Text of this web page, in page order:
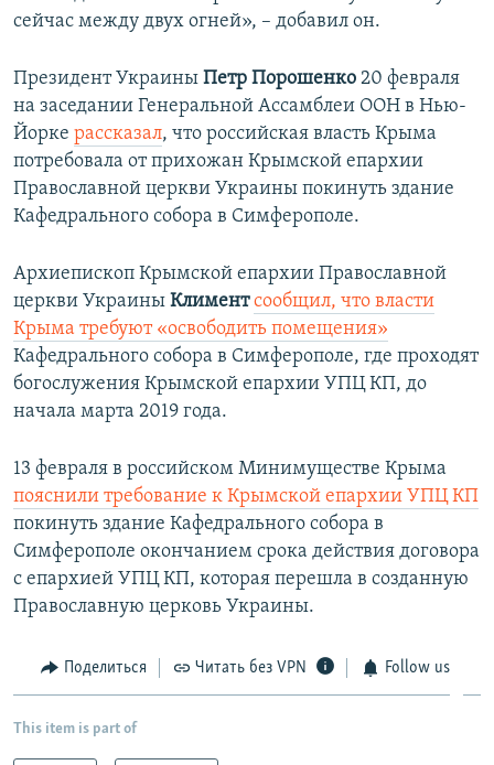
сейчас между двух огней», – добавил он.
Президент Украины Петр Порошенко 20 февраля
на заседании Генеральной Ассамблеи ООН в Нью-
Йорке рассказал, что российская власть Крыма
потребовала от прихожан Крымской епархии
Православной церкви Украины​ покинуть здание
Кафедрального собора в Симферополе.
Архиепископ Крымской епархии Православной
церкви Украины Климентсообщил, что власти
Крыма требуют «освободить помещения»
Кафедрального собора в Симферополе, где проходят
богослужения Крымской епархии УПЦ КП, до
начала марта 2019 года. ​
13 февраля в российском Минимуществе Крыма
пояснили требование к Крымской епархии УПЦ КП
покинуть здание Кафедрального собора в
Симферополе окончанием срока действия договора
с епархией УПЦ КП, которая перешла в созданную
Православную церковь Украины.
Поделиться Читать без VPN Follow us
This item is part of